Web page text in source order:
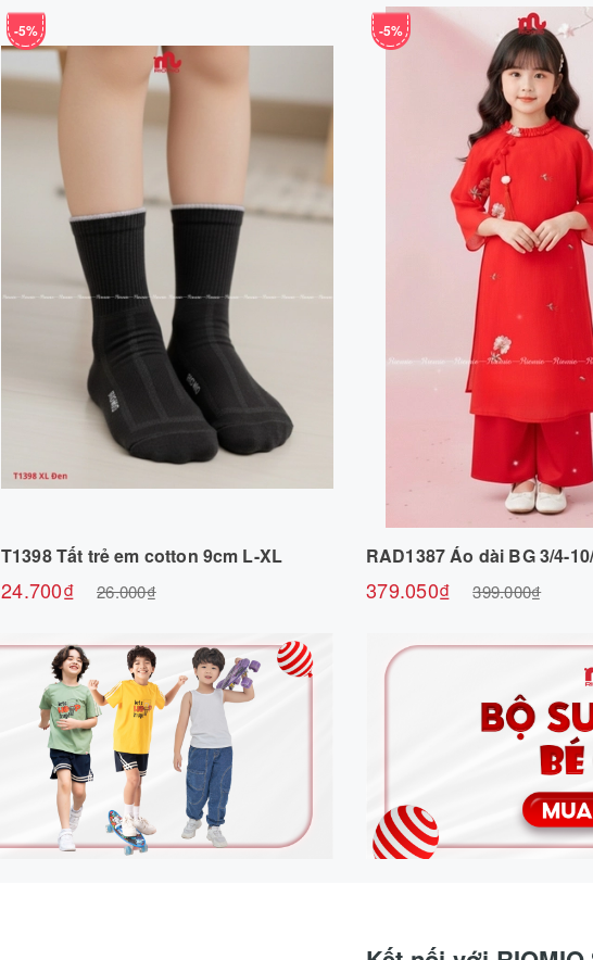
-5%
Chọn sản phẩm
T1398 Tất trẻ em cotton 9cm L-XL
24.700₫ 26.000₫
-5%
Chọn sản
RAD1387 Áo dài BG 3/4-
379.050₫ 399.000₫